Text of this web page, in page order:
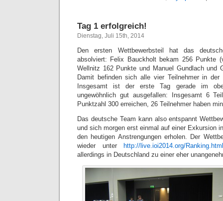
Tag 1 erfolgreich!
Dienstag, Juli 15th, 2014
Den ersten Wettbewerbsteil hat das
absolviert: Felix Bauckholt bekam 256 Punkte
Wellnitz 162 Punkte und Manuel Gundlach und
Damit befinden sich alle vier Teilnehmer in
Insgesamt ist der erste Tag gerade im
ungewöhnlich gut ausgefallen: Insgesamt 6
Punktzahl 300 erreichen, 26 Teilnehmer haben
Das deutsche Team kann also entspannt
und sich morgen erst einmal auf einer Exkursion
den heutigen Anstrengungen erholen. Der
wieder unter
http://live.ioi2014.org/
allerdings in Deutschland zu einer eher